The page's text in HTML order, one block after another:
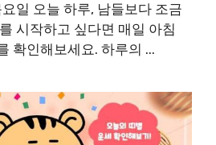
일 오늘 하루, 남들보다 조금
시작하고 싶다면 매일 아침
확인해보세요. 하루의 ...